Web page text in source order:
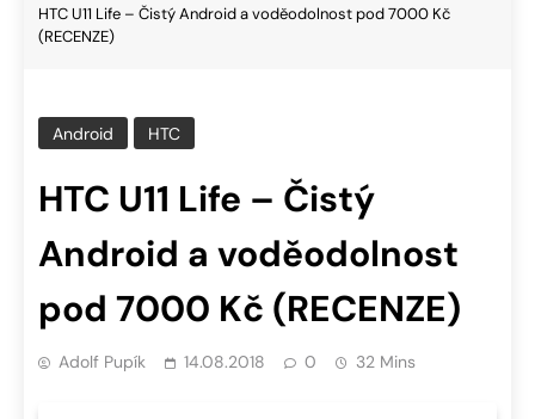
HTC U11 Life – Čistý Android a voděodolnost pod 7000 Kč
(RECENZE)
Android HTC
HTC U11 Life – Čistý
Android a voděodolnost
pod 7000 Kč (RECENZE)
Adolf Pupík 14.08.2018 0 32 Mins